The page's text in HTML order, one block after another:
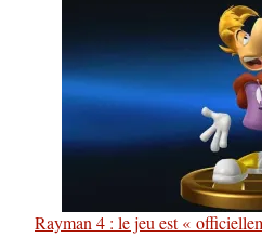
Rayman 4 : le jeu est «